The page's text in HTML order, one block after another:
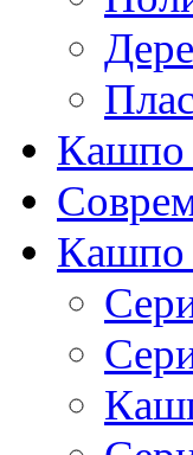
Кашпо
Кашпо